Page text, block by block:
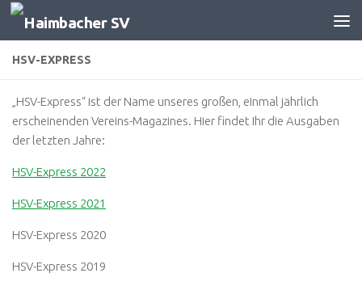
Zum Inhalt springen
HSV-EXPRESS
„HSV-Express“ ist der Name unseres großen, einmal jährlich
erscheinenden Vereins-Magazines. Hier findet Ihr die Ausgaben
der letzten Jahre:
HSV-Express 2022
HSV-Express 2021
HSV-Express 2020
HSV-Express 2019